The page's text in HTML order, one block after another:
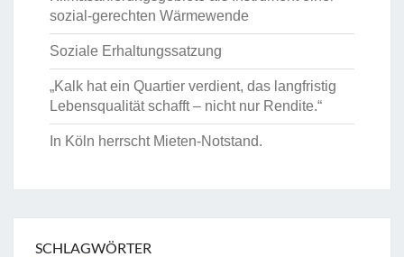
sozial-gerechten Wärmewende
Soziale Erhaltungssatzung
„Kalk hat ein Quartier verdient, das langfristig
Lebensqualität schafft – nicht nur Rendite.“
In Köln herrscht Mieten-Notstand.
SCHLAGWÖRTER